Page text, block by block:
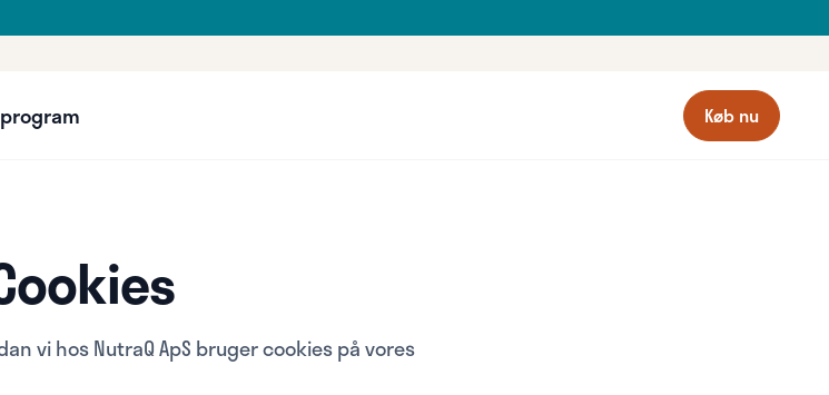
Køb nu
vi hos NutraQ ApS bruger cookies på vores